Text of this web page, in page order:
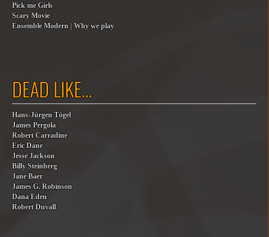
Pick me Girls
Scary Movie
Ensemble Modern | Why we play
DEAD LIKE…
Hans-Jürgen Tögel
James Pergola
Robert Carradine
Eric Dane
Jesse Jackson
Billy Steinberg
Jane Baer
James G. Robinson
Dana Eden
Robert Duvall